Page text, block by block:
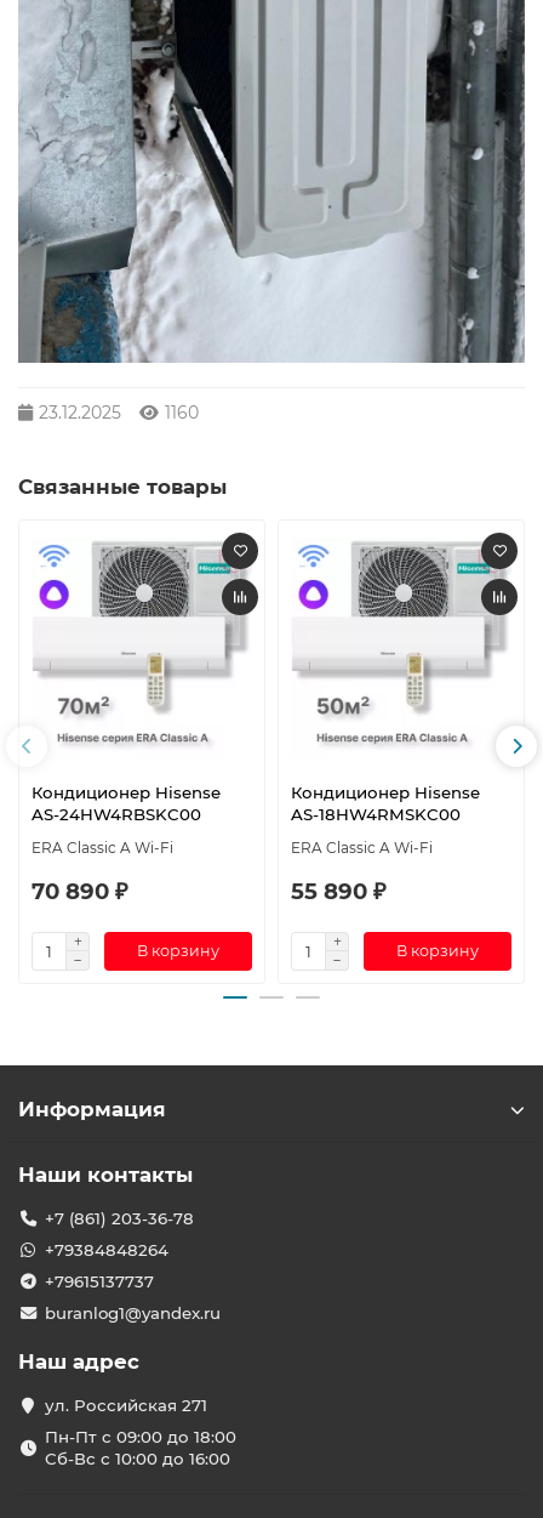
23.12.2025 1160
Связанные товары
Кондиционер Hisense
AS-24HW4RBSKC00
ERA Classic A Wi-Fi
70 890 ₽
В корзину
Кондиционер Hisense
AS-18HW4RMSKC00
ERA Classic A Wi-Fi
55 890 ₽
В корзину
Информация
Наши контакты
+7 (861) 203-36-78
+79384848264
+79615137737
buranlog1@yandex.ru
Наш адрес
ул. Российская 271
Пн-Пт с 09:00 до 18:00
Сб-Вс с 10:00 до 16:00